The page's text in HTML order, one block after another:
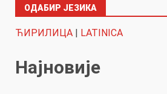
ОДАБИР ЈЕЗИКА
ЋИРИЛИЦА | LATINICA
Најновије